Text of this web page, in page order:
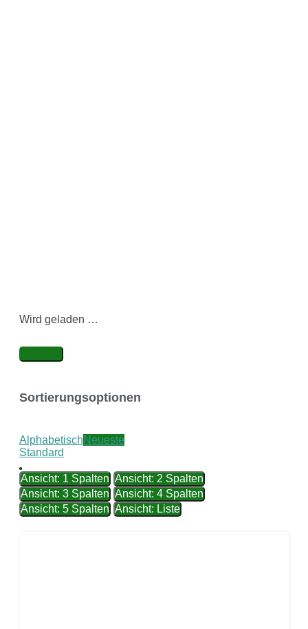
Wird geladen …
Sortierungsoptionen
AlphabetischNeueste
Standard
Ansicht: 1 Spalten Ansicht: 2 Spalten
Ansicht: 3 Spalten Ansicht: 4 Spalten
Ansicht: 5 Spalten Ansicht: Liste